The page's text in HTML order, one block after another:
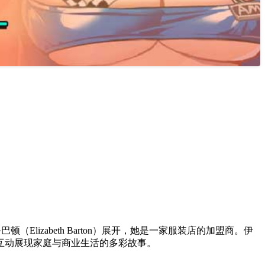
巴顿（Elizabeth Barton）展开，她是一家服装店的加盟商。伊
展现家庭与商业生活的多彩故事。